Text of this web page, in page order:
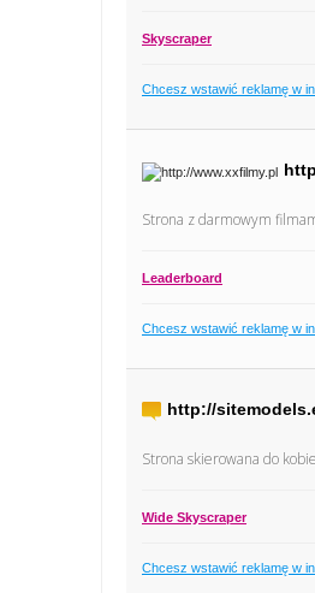
Skyscraper
Chcesz wstawić reklamę w
Strona z darmowym
Leaderboard
Chcesz wstawić reklamę w
http://
Strona skierowana do
Wide Skyscraper
Chcesz wstawić reklamę w